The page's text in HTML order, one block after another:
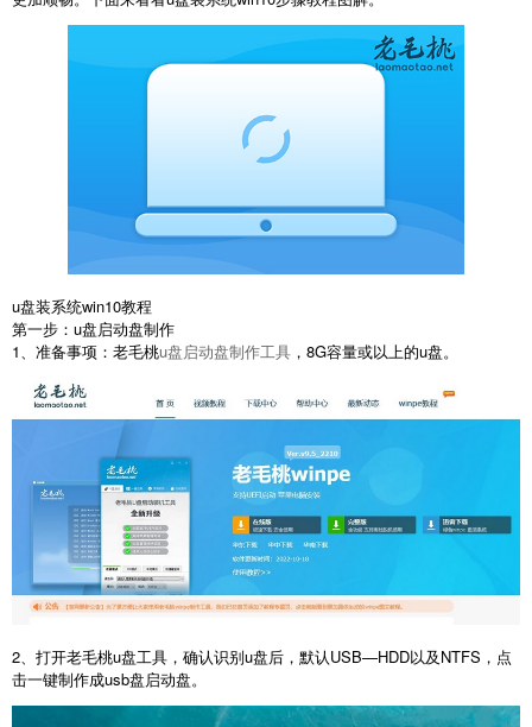
u盘装系统win10教程
第一步：u盘启动盘制作
1、准备事项：老毛桃u盘启动盘制作工具 ，8G容量或以上的u盘。
2、打开老毛桃u盘工具，确认识别u盘后，默认USB—HDD以及NTFS，点
击一键制作成usb盘启动盘。